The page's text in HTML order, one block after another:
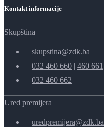
Kontakt informacije
Skupština
skupstina@zdk.ba
032 460 660 | 460 661
032 460 662
Ured premijera
uredpremijera@zdk.ba